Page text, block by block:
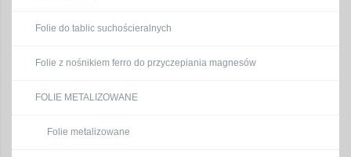
Folie do tablic suchościeralnych
Folie z nośnikiem ferro do przyczepiania magnesów
FOLIE METALIZOWANE
Folie metalizowane